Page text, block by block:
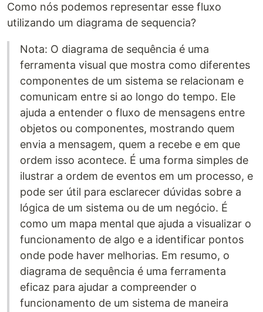
Como nós podemos representar esse fluxo
utilizando um diagrama de sequencia?
Nota: O diagrama de sequência é uma
ferramenta visual que mostra como diferentes
componentes de um sistema se relacionam e
comunicam entre si ao longo do tempo. Ele
ajuda a entender o fluxo de mensagens entre
objetos ou componentes, mostrando quem
envia a mensagem, quem a recebe e em que
ordem isso acontece. É uma forma simples de
ilustrar a ordem de eventos em um processo, e
pode ser útil para esclarecer dúvidas sobre a
lógica de um sistema ou de um negócio. É
como um mapa mental que ajuda a visualizar o
funcionamento de algo e a identificar pontos
onde pode haver melhorias. Em resumo, o
diagrama de sequência é uma ferramenta
eficaz para ajudar a compreender o
funcionamento de um sistema de maneira